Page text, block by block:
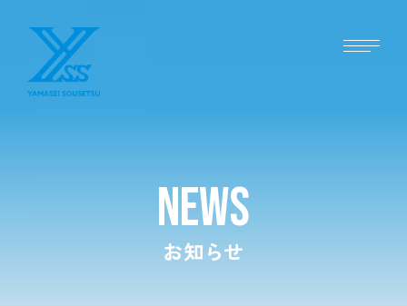
NEWS
お知らせ